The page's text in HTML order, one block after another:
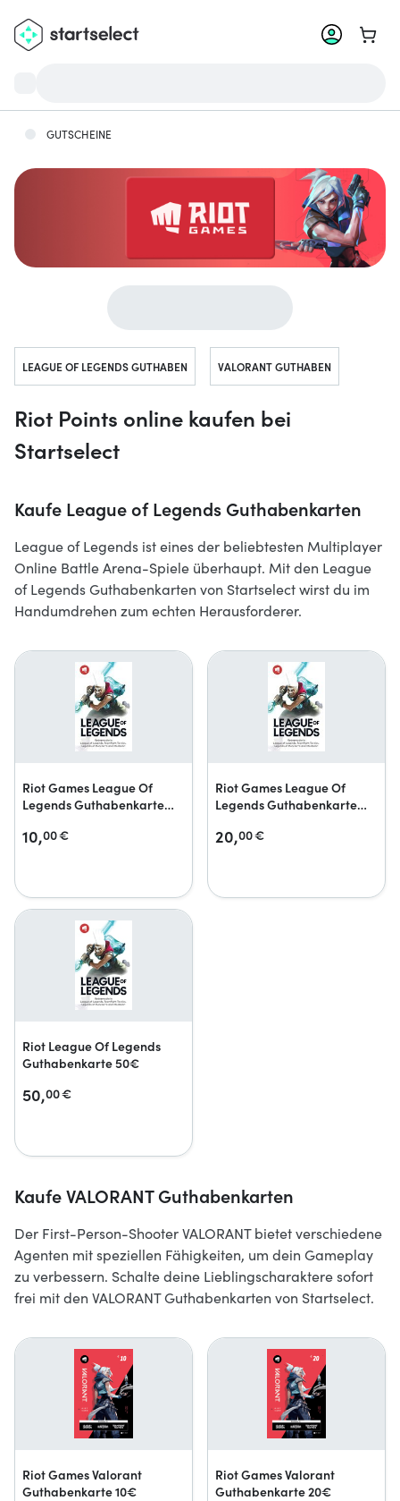
Zum
GUTSCHEINE
Gehe zu ...
LEAGUE OF LEGENDS GUTHABEN VALORANT GUTHABEN
Riot Points online kaufen bei
Startselect
Kaufe League of Legends Guthabenkarten
League of Legends ist eines der beliebtesten Multiplayer
Online Battle Arena-Spiele überhaupt. Mit den League
of Legends Guthabenkarten von Startselect wirst du im
Handumdrehen zum echten Herausforderer.
Riot Games League Of
Legends Guthabenkarte
10,00€
Riot Games League Of
Legends Guthabenkarte
20,00€
Riot League Of Legends
Guthabenkarte 50€
50,00€
Kaufe VALORANT Guthabenkarten
Der First-Person-Shooter VALORANT bietet verschiedene
Agenten mit speziellen Fähigkeiten, um dein Gameplay
zu verbessern. Schalte deine Lieblingscharaktere sofort
frei mit den VALORANT Guthabenkarten von Startselect.
Riot Games Valorant
Guthabenkarte 10€
Riot Games Valorant
Guthabenkarte 20€